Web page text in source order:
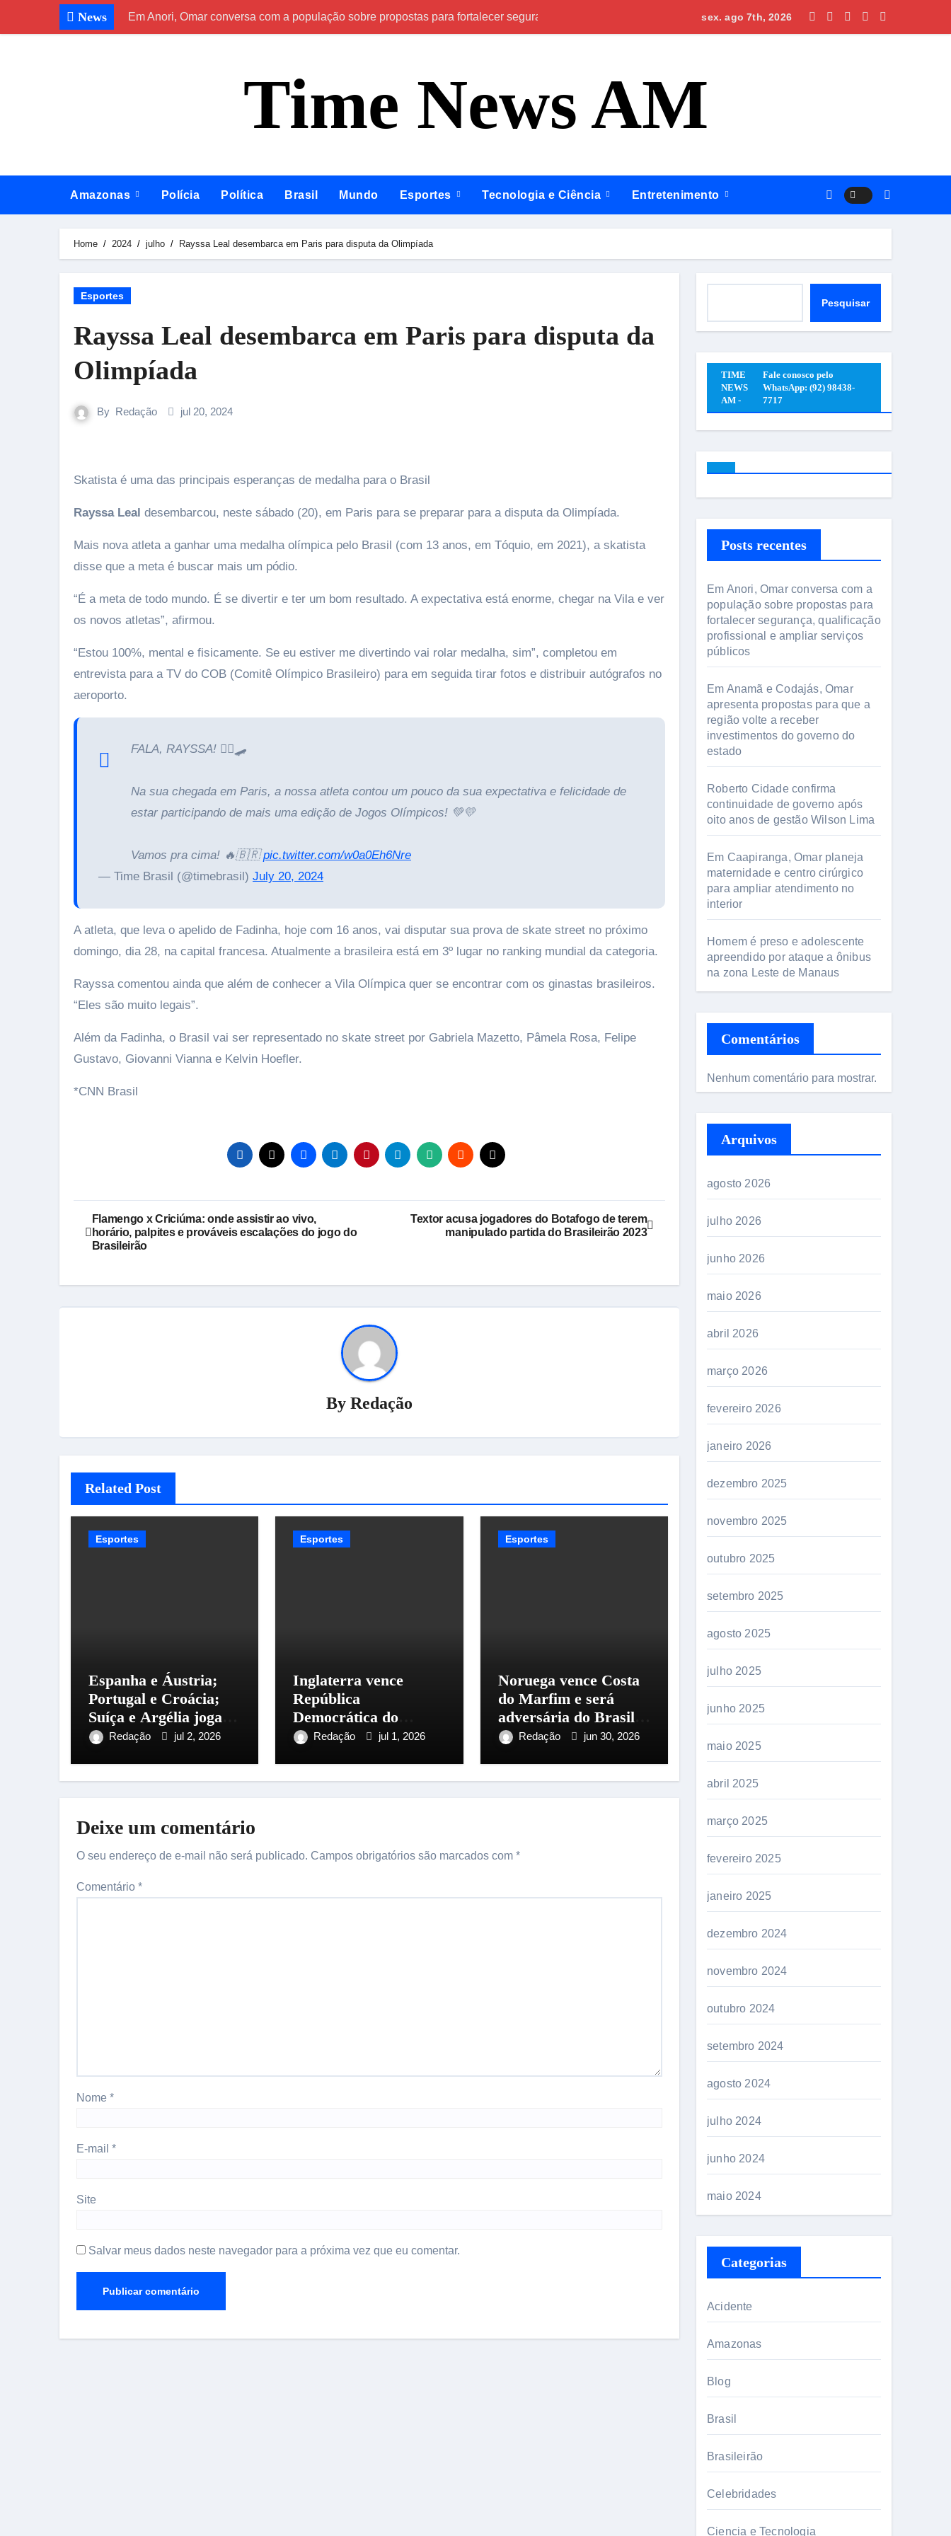
News Em Anori, Omar conversa com a população sobre propostas para fortalecer segurança, qualificação profissional e ampliar serviços públicos
Em Anamã e Codajás, Omar apresenta propostas para que a região volte a
sex. ago 7th, 2026
Time News AM
Amazonas Polícia Política Brasil Mundo Esportes Tecnologia e Ciência Entretenimento
Home 2024 julho Rayssa Leal desembarca em Paris para disputa da Olimpíada
Esportes
Rayssa Leal desembarca em Paris para disputa da
Olimpíada
By Redação jul 20, 2024
Skatista é uma das principais esperanças de medalha para o Brasil
Rayssa Leal desembarcou, neste sábado (20), em Paris para se preparar para a disputa da Olimpíada.
Mais nova atleta a ganhar uma medalha olímpica pelo Brasil (com 13 anos, em Tóquio, em 2021), a skatista
disse que a meta é buscar mais um pódio.
“É a meta de todo mundo. É se divertir e ter um bom resultado. A expectativa está enorme, chegar na Vila e ver
os novos atletas”, afirmou.
“Estou 100%, mental e fisicamente. Se eu estiver me divertindo vai rolar medalha, sim”, completou em
entrevista para a TV do COB (Comitê Olímpico Brasileiro) para em seguida tirar fotos e distribuir autógrafos no
aeroporto.
FALA, RAYSSA! 🧚‍♂️🛹
Na sua chegada em Paris, a nossa atleta contou um pouco da sua expectativa e felicidade de
estar participando de mais uma edição de Jogos Olímpicos! 💚💛
Vamos pra cima! 🔥🇧🇷pic.twitter.com/w0a0Eh6Nre
— Time Brasil (@timebrasil) July 20, 2024
A atleta, que leva o apelido de Fadinha, hoje com 16 anos, vai disputar sua prova de skate street no próximo
domingo, dia 28, na capital francesa. Atualmente a brasileira está em 3º lugar no ranking mundial da categoria.
Rayssa comentou ainda que além de conhecer a Vila Olímpica quer se encontrar com os ginastas brasileiros.
“Eles são muito legais”.
Além da Fadinha, o Brasil vai ser representado no skate street por Gabriela Mazetto, Pâmela Rosa, Felipe
Gustavo, Giovanni Vianna e Kelvin Hoefler.
*CNN Brasil
Navegação
de
Flamengo x Criciúma: onde assistir ao vivo,
horário, palpites e prováveis escalações do jogo do
Brasileirão
Textor acusa jogadores do Botafogo de terem
manipulado partida do Brasileirão 2023
By Redação
Related Post
Esportes
Espanha e Áustria;
Portugal e Croácia;
Suíça e Argélia jogam
hojeRedação jul 2, 2026
Esportes
Inglaterra vence
República
Democrática do
Congo de virada e
Redação jul 1, 2026
Esportes
Noruega vence Costa
do Marfim e será
adversária do Brasil
nas oitavas da Copa
Redação jun 30, 2026
Deixe um comentário
O seu endereço de e-mail não será publicado. Campos obrigatórios são marcados com *
Comentário *
Nome *
E-mail *
Site
Salvar meus dados neste navegador para a próxima vez que eu comentar.
Pesquisar
TIME
NEWS
AM -
Fale conosco pelo
WhatsApp: (92) 98438-
7717
Posts recentes
Em Anori, Omar conversa com a
população sobre propostas para
fortalecer segurança, qualificação
profissional e ampliar serviços
públicos
Em Anamã e Codajás, Omar
apresenta propostas para que a
região volte a receber
investimentos do governo do
estado
Roberto Cidade confirma
continuidade de governo após
oito anos de gestão Wilson Lima
Em Caapiranga, Omar planeja
maternidade e centro cirúrgico
para ampliar atendimento no
interior
Homem é preso e adolescente
apreendido por ataque a ônibus
na zona Leste de Manaus
Comentários
Nenhum comentário para mostrar.
Arquivos
agosto 2026
julho 2026
junho 2026
maio 2026
abril 2026
março 2026
fevereiro 2026
janeiro 2026
dezembro 2025
novembro 2025
outubro 2025
setembro 2025
agosto 2025
julho 2025
junho 2025
maio 2025
abril 2025
março 2025
fevereiro 2025
janeiro 2025
dezembro 2024
novembro 2024
outubro 2024
setembro 2024
agosto 2024
julho 2024
junho 2024
maio 2024
Categorias
Acidente
Amazonas
Blog
Brasil
Brasileirão
Celebridades
Ciencia e Tecnologia